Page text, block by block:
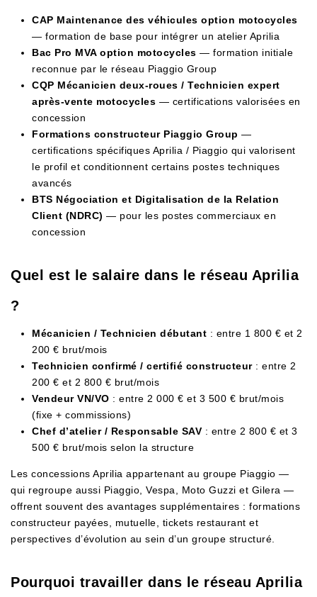
CAP Maintenance des véhicules option motocycles
— formation de base pour intégrer un atelier Aprilia
Bac Pro MVA option motocycles — formation initiale
reconnue par le réseau Piaggio Group
CQP Mécanicien deux-roues / Technicien expert
après-vente motocycles — certifications valorisées en
concession
Formations constructeur Piaggio Group —
certifications spécifiques Aprilia / Piaggio qui valorisent
le profil et conditionnent certains postes techniques
avancés
BTS Négociation et Digitalisation de la Relation
Client (NDRC) — pour les postes commerciaux en
concession
Quel est le salaire dans le réseau Aprilia
?
Mécanicien / Technicien débutant : entre 1 800 € et 2
200 € brut/mois
Technicien confirmé / certifié constructeur: entre 2
200 € et 2 800 € brut/mois
Vendeur VN/VO : entre 2 000 € et 3 500 € brut/mois
(fixe + commissions)
Chef d’atelier / Responsable SAV : entre 2 800 € et 3
500 € brut/mois selon la structure
Les concessions Aprilia appartenant au groupe Piaggio —
qui regroupe aussi Piaggio, Vespa, Moto Guzzi et Gilera —
offrent souvent des avantages supplémentaires : formations
constructeur payées, mutuelle, tickets restaurant et
perspectives d’évolution au sein d’un groupe structuré.
Pourquoi travailler dans le réseau Aprilia